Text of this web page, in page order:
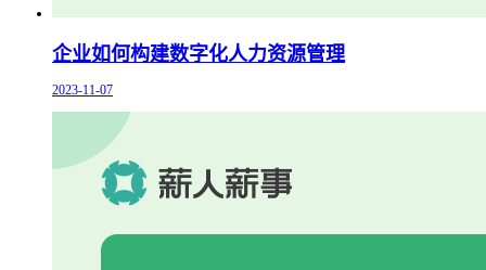
企业如何构建数字化人力资源管理
2023-11-07